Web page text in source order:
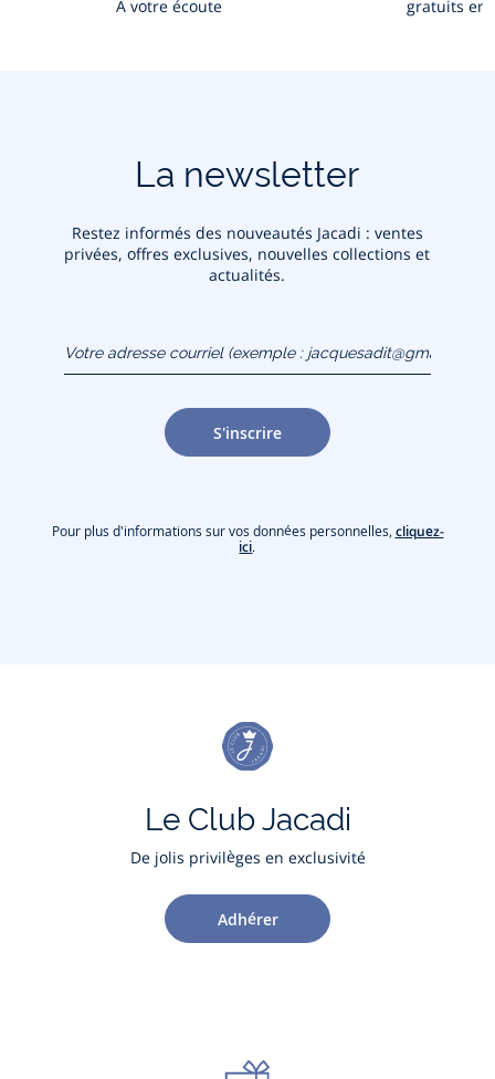
En savoir plus
À votre écoute gratuits en
La newsletter
Restez informés des nouveautés Jacadi : ventes
privées, offres exclusives, nouvelles collections et
actualités.
(exemple :
jacquesadit@gmail.com)
S'inscrire
Pour plus d'informations sur vos données personnelles, cliquez-
ici.
Le Club Jacadi
De jolis privilèges en exclusivité
Adhérer